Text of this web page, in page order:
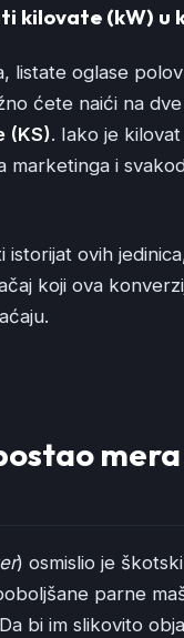
kilovate (kW) u
listate oglase
ćete naići na
(KS). Iako je
marketinga i
ovih
koji ova
mera
) osmislio je
parne
bi im slikovito